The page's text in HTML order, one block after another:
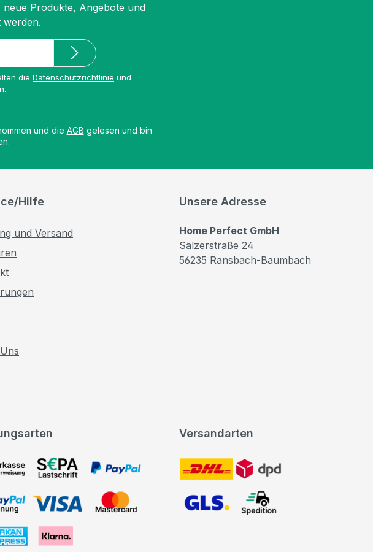
Produkte, Angebote und
die Datenschutzrichtlinie und
.
und die AGB gelesen und bin
Hilfe
und Versand
SEPA-Lastschrift, PayPal
Versandarten
Unsere Adresse
Home Perfect GmbH
Sälzerstraße 24
56235 Ransbach-Baumbach